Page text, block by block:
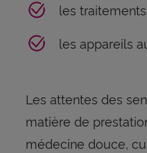
les
les appareils
Les attentes des
matière de
médecine douce,